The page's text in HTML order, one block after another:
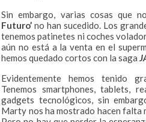
Sin embargo, varias cosas que
Futuro’no han sucedido. Los
tenemos patinetes ni coches
aún no está a la venta en el
hemos quedado cortos con la saga
Evidentemente hemos tenido
Tenemos smartphones, tablets,
gadgets tecnológicos, sin
Marty nos ha mostrado hacen falta